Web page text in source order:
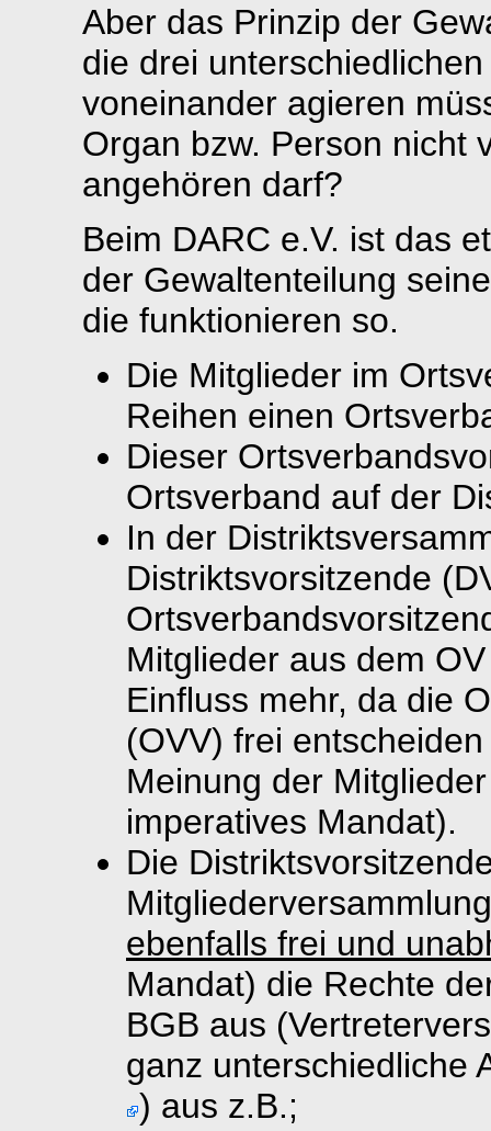
Aber das Prinzip der
die drei
voneinander agieren
Organ bzw. Person nicht
angehören darf?
Beim DARC e.V. ist das
der Gewaltenteilung
die funktionieren so.
Die Mitglieder im
Reihen einen
Dieser
Ortsverband auf der
In der
Distriktsvorsitzende
Mitglieder aus dem
Einfluss mehr, da die
(OVV) frei
Meinung der
imperatives Mandat).
Die
ebenfalls frei und
Mandat) die Rechte
BGB aus
ganz unterschiedliche
) aus z.B.;